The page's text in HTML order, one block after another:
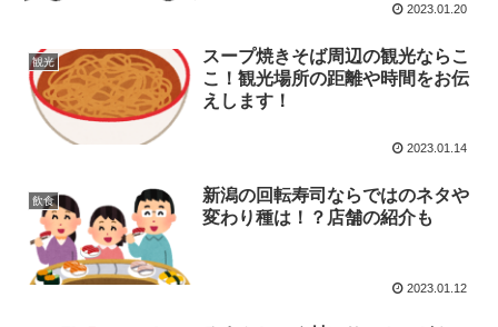
2023.01.20
観光
スープ焼きそば周辺の観光ならこ
こ！観光場所の距離や時間をお伝
えします！
2023.01.14
飲食
新潟の回転寿司ならではのネタや
変わり種は！？店舗の紹介も
2023.01.12